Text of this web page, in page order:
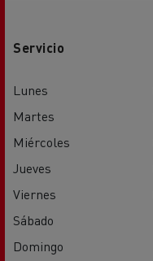
Servicio
Lunes
Martes
Miércoles
Jueves
Viernes
Sábado
Domingo